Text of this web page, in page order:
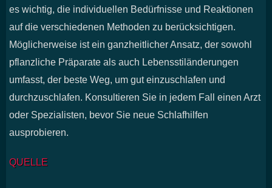
es wichtig, die individuellen Bedürfnisse und Reaktionen
auf die verschiedenen Methoden zu berücksichtigen.
Möglicherweise ist ein ganzheitlicher Ansatz, der sowohl
pflanzliche Präparate als auch Lebensstiländerungen
umfasst, der beste Weg, um gut einzuschlafen und
durchzuschlafen. Konsultieren Sie in jedem Fall einen Arzt
oder Spezialisten, bevor Sie neue Schlafhilfen
ausprobieren.
QUELLE